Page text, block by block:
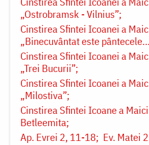
„Ostrobramsk - Vilnius”
Cinstirea Sfintei Icoanei a
„Binecuvântat este
Cinstirea Sfintei Icoanei a
„Trei Bucurii”
Cinstirea Sfintei Icoanei a
„Milostiva”
Cinstirea Sfintei Icoane a
Betleemita
Ap. Evrei 2, 11-18 Ev. Matei